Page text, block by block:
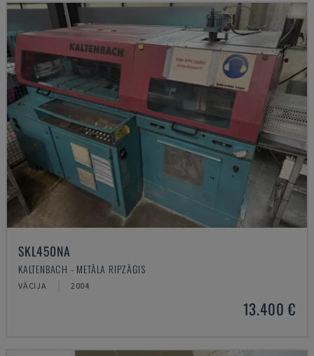
SKL450NA
KALTENBACH - METĀLA RIPZĀĢIS
VĀCIJA 2004
13.400 €